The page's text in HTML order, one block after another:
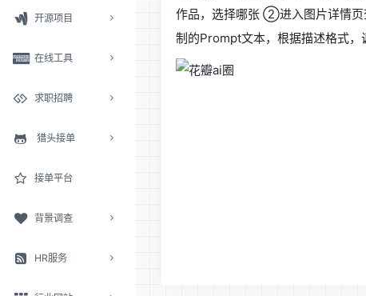
开源项目
在线工具
求职招聘
猎头接单
接单平台
背景调查
HR服务
作品，选择哪张 ②进入图片详情页
制的Prompt文本，根据描述格式